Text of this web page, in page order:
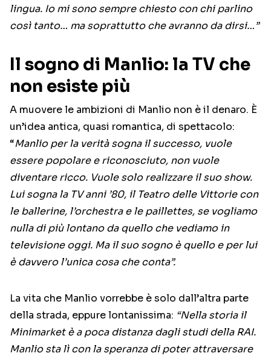
lingua. Io mi sono sempre chiesto con chi parlino
così tanto… ma soprattutto che avranno da dirsi…”
Il sogno di Manlio: la TV che
non esiste più
A muovere le ambizioni di Manlio non è il denaro. È
un’idea antica, quasi romantica, di spettacolo:
“Manlio per la verità sogna il successo, vuole
essere popolare e riconosciuto, non vuole
diventare ricco. Vuole solo realizzare il suo show.
Lui sogna la TV anni ’80, il Teatro delle Vittorie con
le ballerine, l’orchestra e le paillettes, se vogliamo
nulla di più lontano da quello che vediamo in
televisione oggi. Ma il suo sogno è quello e per lui
è davvero l’unica cosa che conta”.
La vita che Manlio vorrebbe è solo dall’altra parte
della strada, eppure lontanissima: “Nella storia il
Minimarket è a poca distanza dagli studi della RAI.
Manlio sta lì con la speranza di poter attraversare